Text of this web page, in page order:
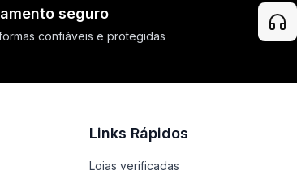
seguro
confiáveis e protegidas
Links Rápidos
Lojas verificadas